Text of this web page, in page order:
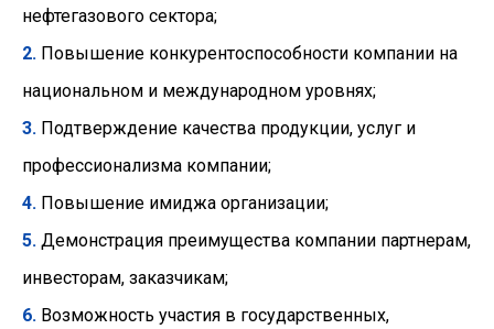
нефтегазового сектора;
2. Повышение конкурентоспособности компании на
национальном и международном уровнях;
3. Подтверждение качества продукции, услуг и
профессионализма компании;
4. Повышение имиджа организации;
5. Демонстрация преимущества компании партнерам,
инвесторам, заказчикам;
6. Возможность участия в государственных,